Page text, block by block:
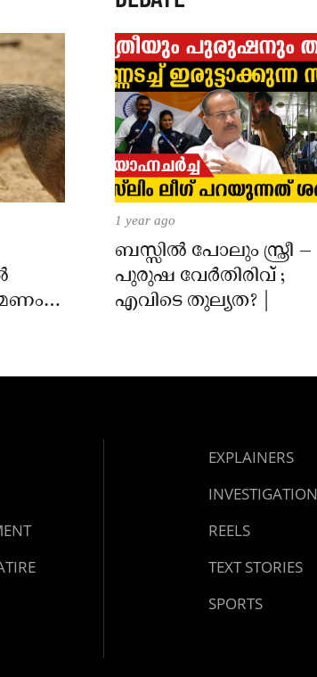
1 year ago
ബസ്സിൽ പോലും സ്ത്രീ –
പുരുഷ വേർതിരിവ് ;
എവിടെ തുല്യത? |
EXPLAINERS
INVESTIGATION
REELS
TEXT STORIES
SPORTS